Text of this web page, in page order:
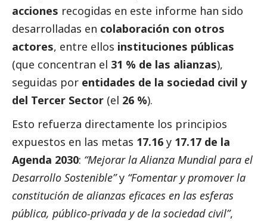
acciones recogidas en este informe han sido
desarrolladas en colaboración con otros
actores, entre ellos instituciones públicas
(que concentran el 31 % de las alianzas),
seguidas por entidades de la sociedad civil y
del Tercer Sector (el 26 %).
Esto refuerza directamente los principios
expuestos en las metas 17.16 y 17.17 de la
Agenda 2030: “Mejorar la Alianza Mundial para el
Desarrollo Sostenible”y “Fomentar y promover la
constitución de alianzas eficaces en las esferas
pública, público-privada y de la sociedad civil”,